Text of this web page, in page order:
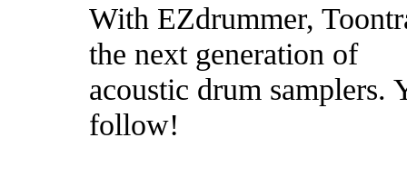
With EZdrummer,
the next generation of
acoustic drum samplers.
follow!